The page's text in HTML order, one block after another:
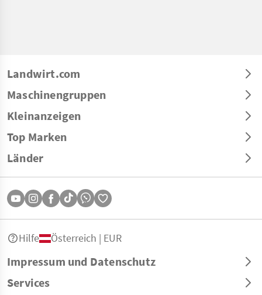
Landwirt.com
Maschinengruppen
Kleinanzeigen
Top Marken
Länder
Impressum und Datenschutz
Services
Hilfe Österreich | EUR